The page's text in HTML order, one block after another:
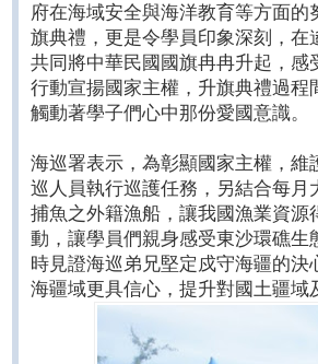
府在海域安全與海洋教育等方面
旗典禮，更是令學員印象深刻，在
共同將中華民國國旗冉冉升起，
行動宣揚國家主權，升旗典禮過
觸動著學子們心中那份愛國意識。
海巡署表示，為彰顯國家主權，
巡人員執行巡護任務，另結合每
捕魚之外籍漁船，讓我國漁業資
動，讓學員們親身感受東沙環礁
時見證海巡弟兄堅定戍守海疆的
海疆域更具信心，提升對國土疆域